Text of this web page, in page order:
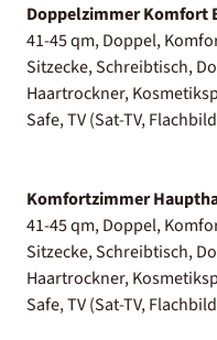
Doppelzimmer Komfort
41-45 qm, Doppel,
Sitzecke, Schreibtisch,
Haartrockner,
Safe, TV (Sat-TV,
Komfortzimmer
41-45 qm, Doppel,
Sitzecke, Schreibtisch,
Haartrockner,
Safe, TV (Sat-TV,